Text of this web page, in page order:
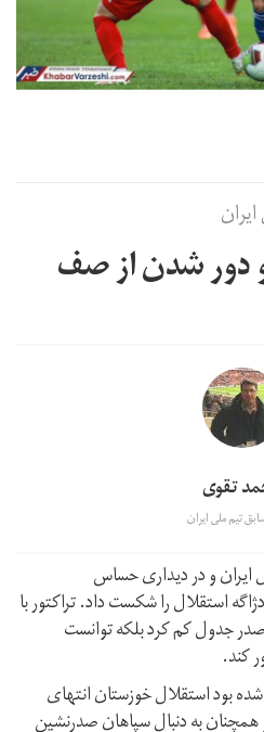
شدن از صف
تقوی
تیم ملی ایران
ایران و در دیداری حساس
استقلال را شکست داد. تراکتور با
صدر جدول کم کرد بلکه توانست
کند.
بود استقلال خوزستان انتهای